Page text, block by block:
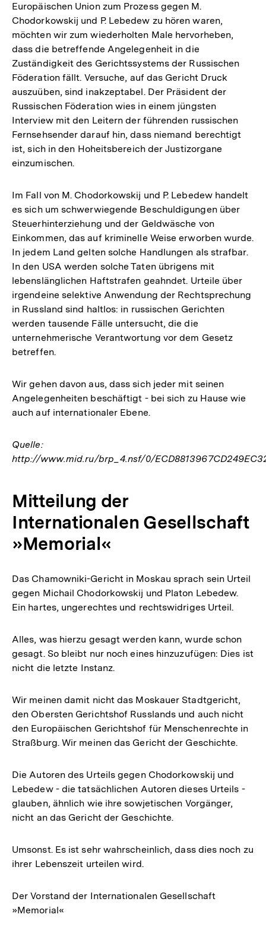
Europäischen Union zum Prozess gegen M.
Chodorkowskij und P. Lebedew zu hören waren,
möchten wir zum wiederholten Male hervorheben,
dass die betreffende Angelegenheit in die
Zuständigkeit des Gerichtssystems der Russischen
Föderation fällt. Versuche, auf das Gericht Druck
auszuüben, sind inakzeptabel. Der Präsident der
Russischen Föderation wies in einem jüngsten
Interview mit den Leitern der führenden russischen
Fernsehsender darauf hin, dass niemand berechtigt
ist, sich in den Hoheitsbereich der Justizorgane
einzumischen.
Im Fall von M. Chodorkowskij und P. Lebedew handelt
es sich um schwerwiegende Beschuldigungen über
Steuerhinterziehung und der Geldwäsche von
Einkommen, das auf kriminelle Weise erworben wurde.
In jedem Land gelten solche Handlungen als strafbar.
In den USA werden solche Taten übrigens mit
lebenslänglichen Haftstrafen geahndet. Urteile über
irgendeine selektive Anwendung der Rechtsprechung
in Russland sind haltlos: in russischen Gerichten
werden tausende Fälle untersucht, die die
unternehmerische Verantwortung vor dem Gesetz
betreffen.
Wir gehen davon aus, dass sich jeder mit seinen
Angelegenheiten beschäftigt - bei sich zu Hause wie
auch auf internationaler Ebene.
Quelle:
http://www.mid.ru/brp_4.nsf/0/
Mitteilung der
Internationalen Gesellschaft
»Memorial«
Das Chamowniki-Gericht in Moskau sprach sein Urteil
gegen Michail Chodorkowskij und Platon Lebedew.
Ein hartes, ungerechtes und rechtswidriges Urteil.
Alles, was hierzu gesagt werden kann, wurde schon
gesagt. So bleibt nur noch eines hinzuzufügen: Dies ist
nicht die letzte Instanz.
Wir meinen damit nicht das Moskauer Stadtgericht,
den Obersten Gerichtshof Russlands und auch nicht
den Europäischen Gerichtshof für Menschenrechte in
Straßburg. Wir meinen das Gericht der Geschichte.
Die Autoren des Urteils gegen Chodorkowskij und
Lebedew - die tatsächlichen Autoren dieses Urteils -
glauben, ähnlich wie ihre sowjetischen Vorgänger,
nicht an das Gericht der Geschichte.
Umsonst. Es ist sehr wahrscheinlich, dass dies noch zu
ihrer Lebenszeit urteilen wird.
Der Vorstand der Internationalen Gesellschaft
»Memorial«